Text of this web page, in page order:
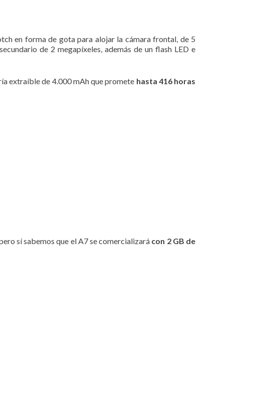
en forma de gota para alojar la cámara frontal, de 5
de 2 megapíxeles, además de un flash LED e
extraíble de 4.000 mAh que promete hasta 416 horas
sí sabemos que el A7 se comercializará con 2 GB de